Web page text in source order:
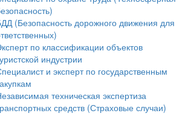
(Безопасность дорожного движения для
по классификации объектов
индустрии
и эксперт по государственным
техническая экспертиза
средств (Страховые случаи)